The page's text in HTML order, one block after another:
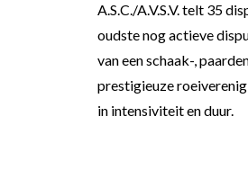
A.S.C./A.V.S.V. telt 35
oudste nog actieve
van een schaak-,
prestigieuze
in intensiviteit en duur.